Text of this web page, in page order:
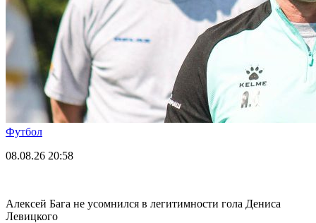
Футбол
08.08.26 20:58
Алексей Бага не усомнился в легитимности гола Дениса
Левицкого